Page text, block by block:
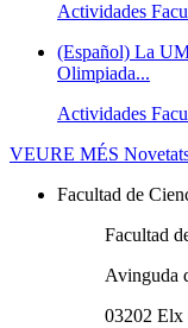
Actividades
(Español) La
Olimpiada...
Actividades
VEURE MÉS
Facultad de
Facultad
Avinguda
03202 Elx